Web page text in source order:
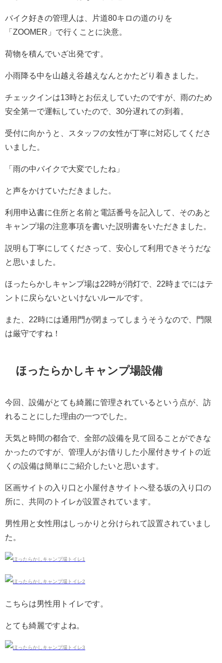
バイク好きの管理人は、片道80キロの道のりを
「ZOOMER」で行くことに決意。
荷物を積んでいざ出発です。
小雨降る中を山越え谷越えなんとかたどり着きました。
チェックインは13時とお伝えしていたのですが、雨のため
安全第一で運転していたので、30分遅れての到着。
受付に向かうと、スタッフの女性が丁寧に対応してくださ
いました。
「雨の中バイクで大変でしたね」
と声をかけていただきました。
利用申込書に住所と名前と電話番号を記入して、そのあと
キャンプ場の注意事項を書いた説明書をいただきました。
説明も丁寧にしてくださって、安心して利用できそうだな
と思いました。
ほったらかしキャンプ場は22時が消灯で、22時までにはテ
ントに戻らないといけないルールです。
また、22時には通用門が閉まってしまうそうなので、門限
は厳守ですね！
ほったらかしキャンプ場設備
今回、設備がとても綺麗に管理されているという点が、訪
れることにした理由の一つでした。
天気と時間の都合で、全部の設備を見て回ることができな
かったのですが、管理人がお借りした小屋付きサイトの近
くの設備は簡単にご紹介したいと思います。
区画サイトの入り口と小屋付きサイトへ登る坂の入り口の
所に、共同のトイレが設置されています。
男性用と女性用はしっかりと分けられて設置されていまし
た。
こちらは男性用トイレです。
とても綺麗ですよね。